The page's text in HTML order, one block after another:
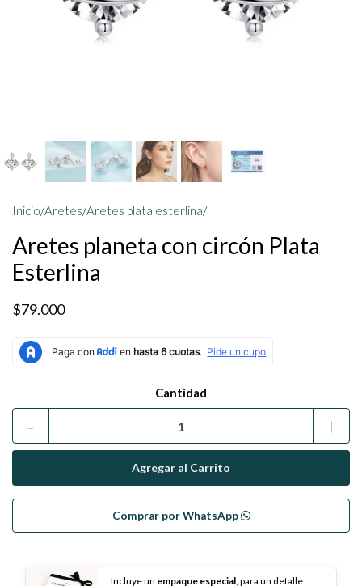
Inicio/Aretes/Aretes plata esterlina/
Aretes planeta con circón Plata
Esterlina
$79.000
Cantidad
- +
Comprar por WhatsApp
Incluye un empaque especial , para un detalle